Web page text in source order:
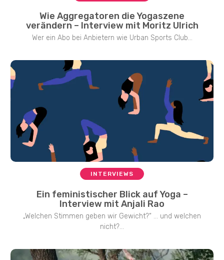
Wie Aggregatoren die Yogaszene
verändern – Interview mit Moritz Ulrich
Wer ein Abo bei Anbietern wie Urban Sports Club...
INTERVIEWS
Ein feministischer Blick auf Yoga –
Interview mit Anjali Rao
„Welchen Stimmen geben wir Gewicht?“ … und welchen
nicht?...